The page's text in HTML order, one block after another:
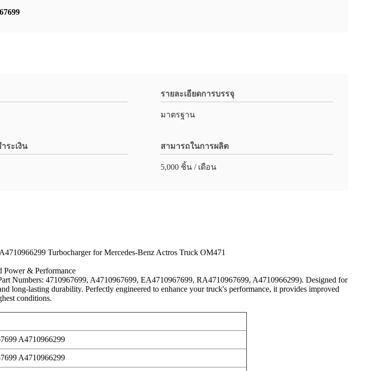
รายละเอียดการบรรจุ
มาตรฐาน
ระเงิน สามารถในการผลิต
5,000 ชิ้น / เดือน
Turbocharger for Mercedes-Benz Actros Truck OM471
Power & Performance
Numbers: 4710967699, A4710967699, EA4710967699, RA4710967699, A4710966299). Designed for
long-lasting durability. Perfectly engineered to enhance your truck's performance, it provides improved
conditions.
A4710966299
A4710966299